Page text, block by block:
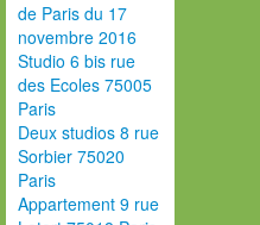
de Paris du 17
novembre 2016
Studio 6 bis rue
des Ecoles 75005
Paris
Deux studios 8 rue
Sorbier 75020
Paris
Appartement 9 rue